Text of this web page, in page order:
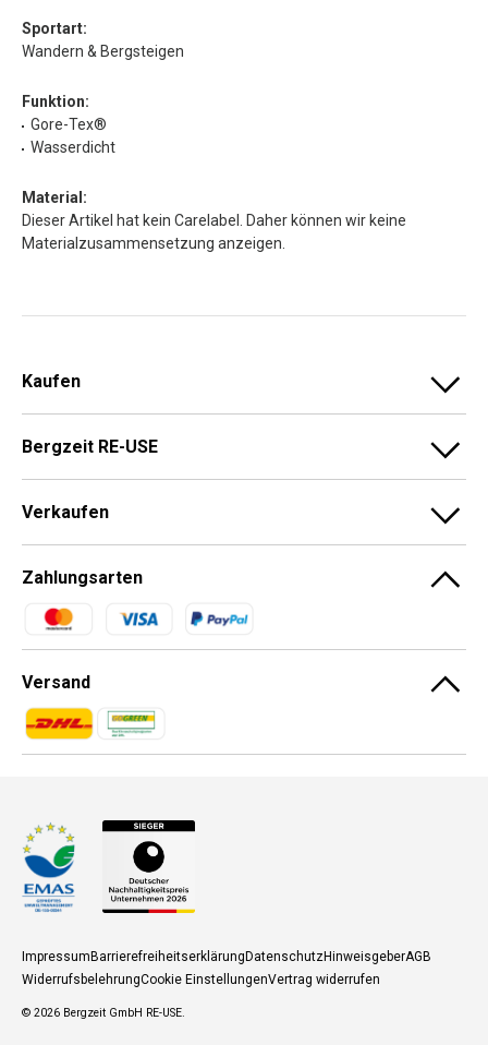
Sportart:
Wandern & Bergsteigen
Funktion:
Gore-Tex®
Wasserdicht
Material:
Dieser Artikel hat kein Carelabel. Daher können wir keine
Materialzusammensetzung anzeigen.
Kaufen
Bergzeit RE-USE
Verkaufen
Zahlungsarten
Zahlungsmethoden
Versand
Zahlungsmethoden
Zahlungsmethoden
ImpressumBarrierefreiheitserklärungDatenschutzHinweisgeberAGB
WiderrufsbelehrungCookie EinstellungenVertrag widerrufen
© 2026 Bergzeit GmbH RE-USE.